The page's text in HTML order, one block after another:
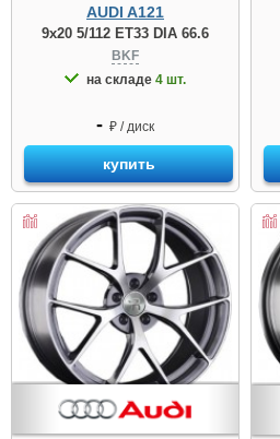
AUDI A121
9x20 5/112 ET33 DIA 66.6
BKF
на складе 4 шт.
- ₽ / диск
купить